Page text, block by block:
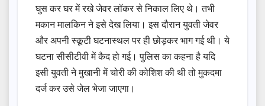
घुस कर घर में रखे जेवर लॉकर से निकाल लिए थे। तभी
मकान मालकिन ने इसे देख लिया। इस दौरान युवती जेवर
और अपनी स्कूटी घटनास्थल पर ही छोड़कर भाग गई थी। ये
घटना सीसीटीवी में कैद हो गई। पुलिस का कहना है यदि
इसी युवती ने मुखानी में चोरी की कोशिश की थी तो मुकदमा
दर्ज कर उसे जेल भेजा जाएगा।